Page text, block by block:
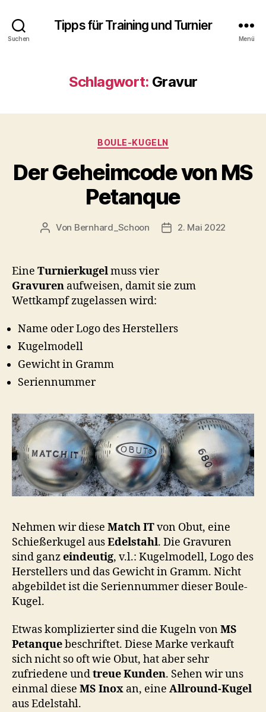
Suchen
Tipps für Training und Turnier
Menü
Schlagwort: Gravur
Kategorien
BOULE-KUGELN
Der Geheimcode von MS
Petanque
Beitragsautor
Von Bernhard_Schoon 2. Mai 2022
Eine Turnierkugelmuss vier
Gravuren aufweisen, damit sie zum
Wettkampf zugelassen wird:
Name oder Logo des Herstellers
Kugelmodell
Gewicht in Gramm
Seriennummer
Nehmen wir diese Match ITvon Obut, eine
Schießerkugel ausEdelstahl. Die Gravuren
sind ganzeindeutig, v.l.: Kugelmodell, Logo des
Herstellers und das Gewicht in Gramm. Nicht
abgebildet ist die Seriennummer dieser Boule-
Kugel.
Etwas komplizierter sind die Kugeln vonMS
Petanquebeschriftet. Diese Marke verkauft
sich nicht so oft wie Obut, hat aber sehr
zufriedene undtreue Kunden. Sehen wir uns
einmal diese MS Inox an, eine Allround-Kugel
aus Edelstahl.